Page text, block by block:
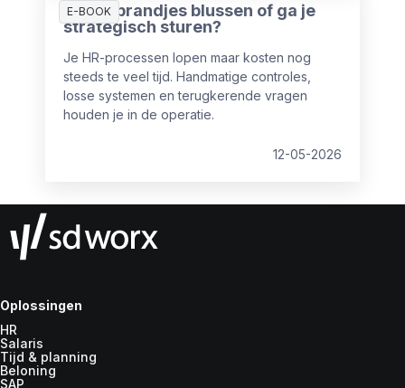
E-BOOK
Blijf je brandjes blussen of ga je
strategisch sturen?
Je HR-processen lopen maar kosten nog
steeds te veel tijd. Handmatige controles,
losse systemen en terugkerende vragen
houden je in de operatie.
12-05-2026
Oplossingen
HR
Salaris
Tijd & planning
Beloning
SAP